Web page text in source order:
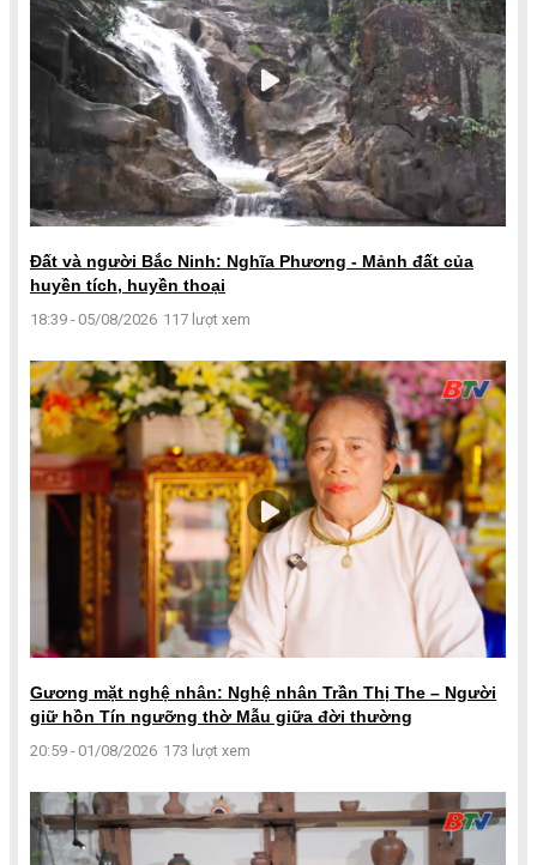
Đất và người Bắc Ninh: Nghĩa Phương - Mảnh đất của
huyền tích, huyền thoại
18:39 - 05/08/2026 117 lượt xem
Gương mặt nghệ nhân: Nghệ nhân Trần Thị The – Người
giữ hồn Tín ngưỡng thờ Mẫu giữa đời thường
20:59 - 01/08/2026 173 lượt xem